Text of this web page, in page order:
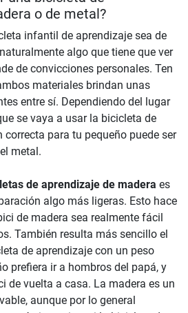
o de metal?
infantil de aprendizaje sea de
algo que tiene que ver
de convicciones personales. Ten
materiales brindan unas
entre sí. Dependiendo del lugar
se vaya a usar la bicicleta de
correcta para tu pequeño puede ser
metal.
de aprendizaje de madera es
algo más ligeras. Esto hace
de madera sea realmente fácil
También resulta más sencillo el
de aprendizaje con un peso
prefiera ir a hombros del papá, y
de vuelta a casa. La madera es un
aunque por lo general